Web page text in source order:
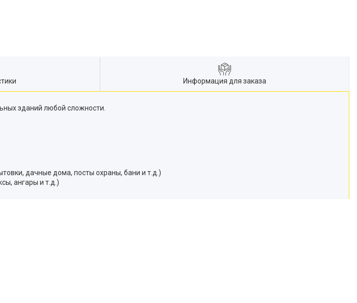
Информация для заказа
зданий любой сложности.
дачные дома, посты охраны, бани и т.д.)
ангары и т.д.)